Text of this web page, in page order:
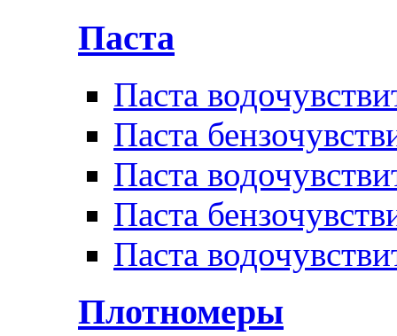
Паста
Паста
Паста
Паста
Паста
Паста
Плотномеры